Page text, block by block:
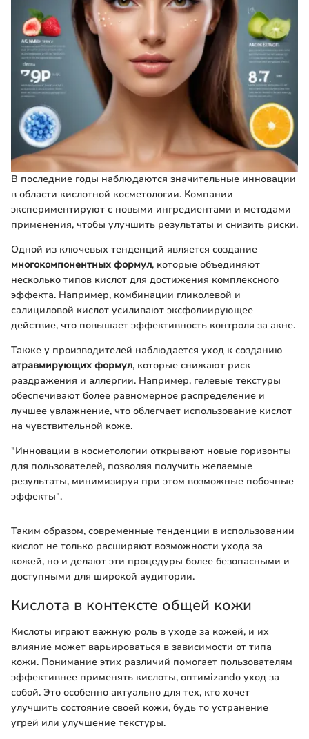
В последние годы наблюдаются значительные инновации
в области кислотной косметологии. Компании
экспериментируют с новыми ингредиентами и методами
применения, чтобы улучшить результаты и снизить риски.
Одной из ключевых тенденций является создание
многокомпонентных формул, которые объединяют
несколько типов кислот для достижения комплексного
эффекта. Например, комбинации гликолевой и
салициловой кислот усиливают эксфолиирующее
действие, что повышает эффективность контроля за акне.
Также у производителей наблюдается уход к созданию
атравмирующих формул, которые снижают риск
раздражения и аллергии. Например, гелевые текстуры
обеспечивают более равномерное распределение и
лучшее увлажнение, что облегчает использование кислот
на чувствительной коже.
"Инновации в косметологии открывают новые горизонты
для пользователей, позволяя получить желаемые
результаты, минимизируя при этом возможные побочные
эффекты".
Таким образом, современные тенденции в использовании
кислот не только расширяют возможности ухода за
кожей, но и делают эти процедуры более безопасными и
доступными для широкой аудитории.
Кислота в контексте общей кожи
Кислоты играют важную роль в уходе за кожей, и их
влияние может варьироваться в зависимости от типа
кожи. Понимание этих различий помогает пользователям
эффективнее применять кислоты, оптимizando уход за
собой. Это особенно актуально для тех, кто хочет
улучшить состояние своей кожи, будь то устранение
угрей или улучшение текстуры.